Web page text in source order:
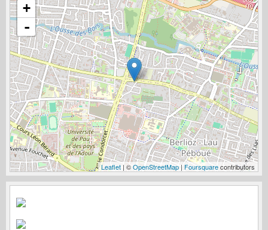
+
-
Leaflet | ©OpenStreetMap | Foursquarecontributors